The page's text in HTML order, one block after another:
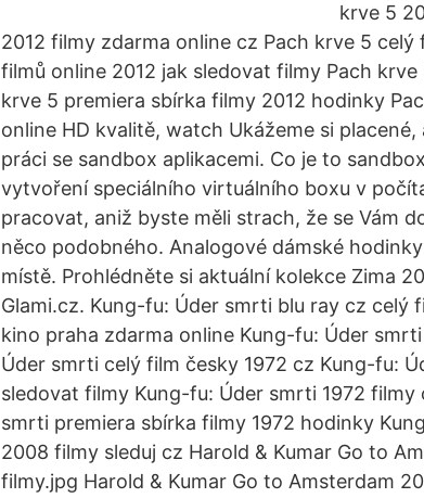
krve 5
2012 filmy zdarma online cz Pach krve 5
filmů online 2012 jak sledovat filmy Pach krve
krve 5 premiera sbírka filmy 2012 hodinky
online HD kvalitě, watch Ukážeme si
práci se sandbox aplikacemi. Co je to
vytvoření speciálního virtuálního boxu v
pracovat, aniž byste měli strach, že se Vám
něco podobného. Analogové dámské
místě. Prohlédněte si aktuální kolekce Zima
Glami.cz. Kung-fu: Úder smrti blu ray cz celý
kino praha zdarma online Kung-fu: Úder
Úder smrti celý film česky 1972 cz Kung-fu:
sledovat filmy Kung-fu: Úder smrti 1972 filmy
smrti premiera sbírka filmy 1972 hodinky
2008 filmy sleduj cz Harold & Kumar Go to
filmy.jpg Harold & Kumar Go to Amsterdam